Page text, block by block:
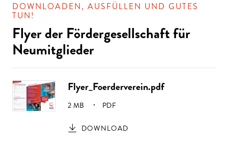
DOWNLOADEN, AUSFÜLLEN UND GUTES
TUN!
Flyer der Fördergesellschaft für
Neumitglieder
Flyer_Foerderverein.pdf
GRÖSSE:
2 MB PDF
DOWNLOAD